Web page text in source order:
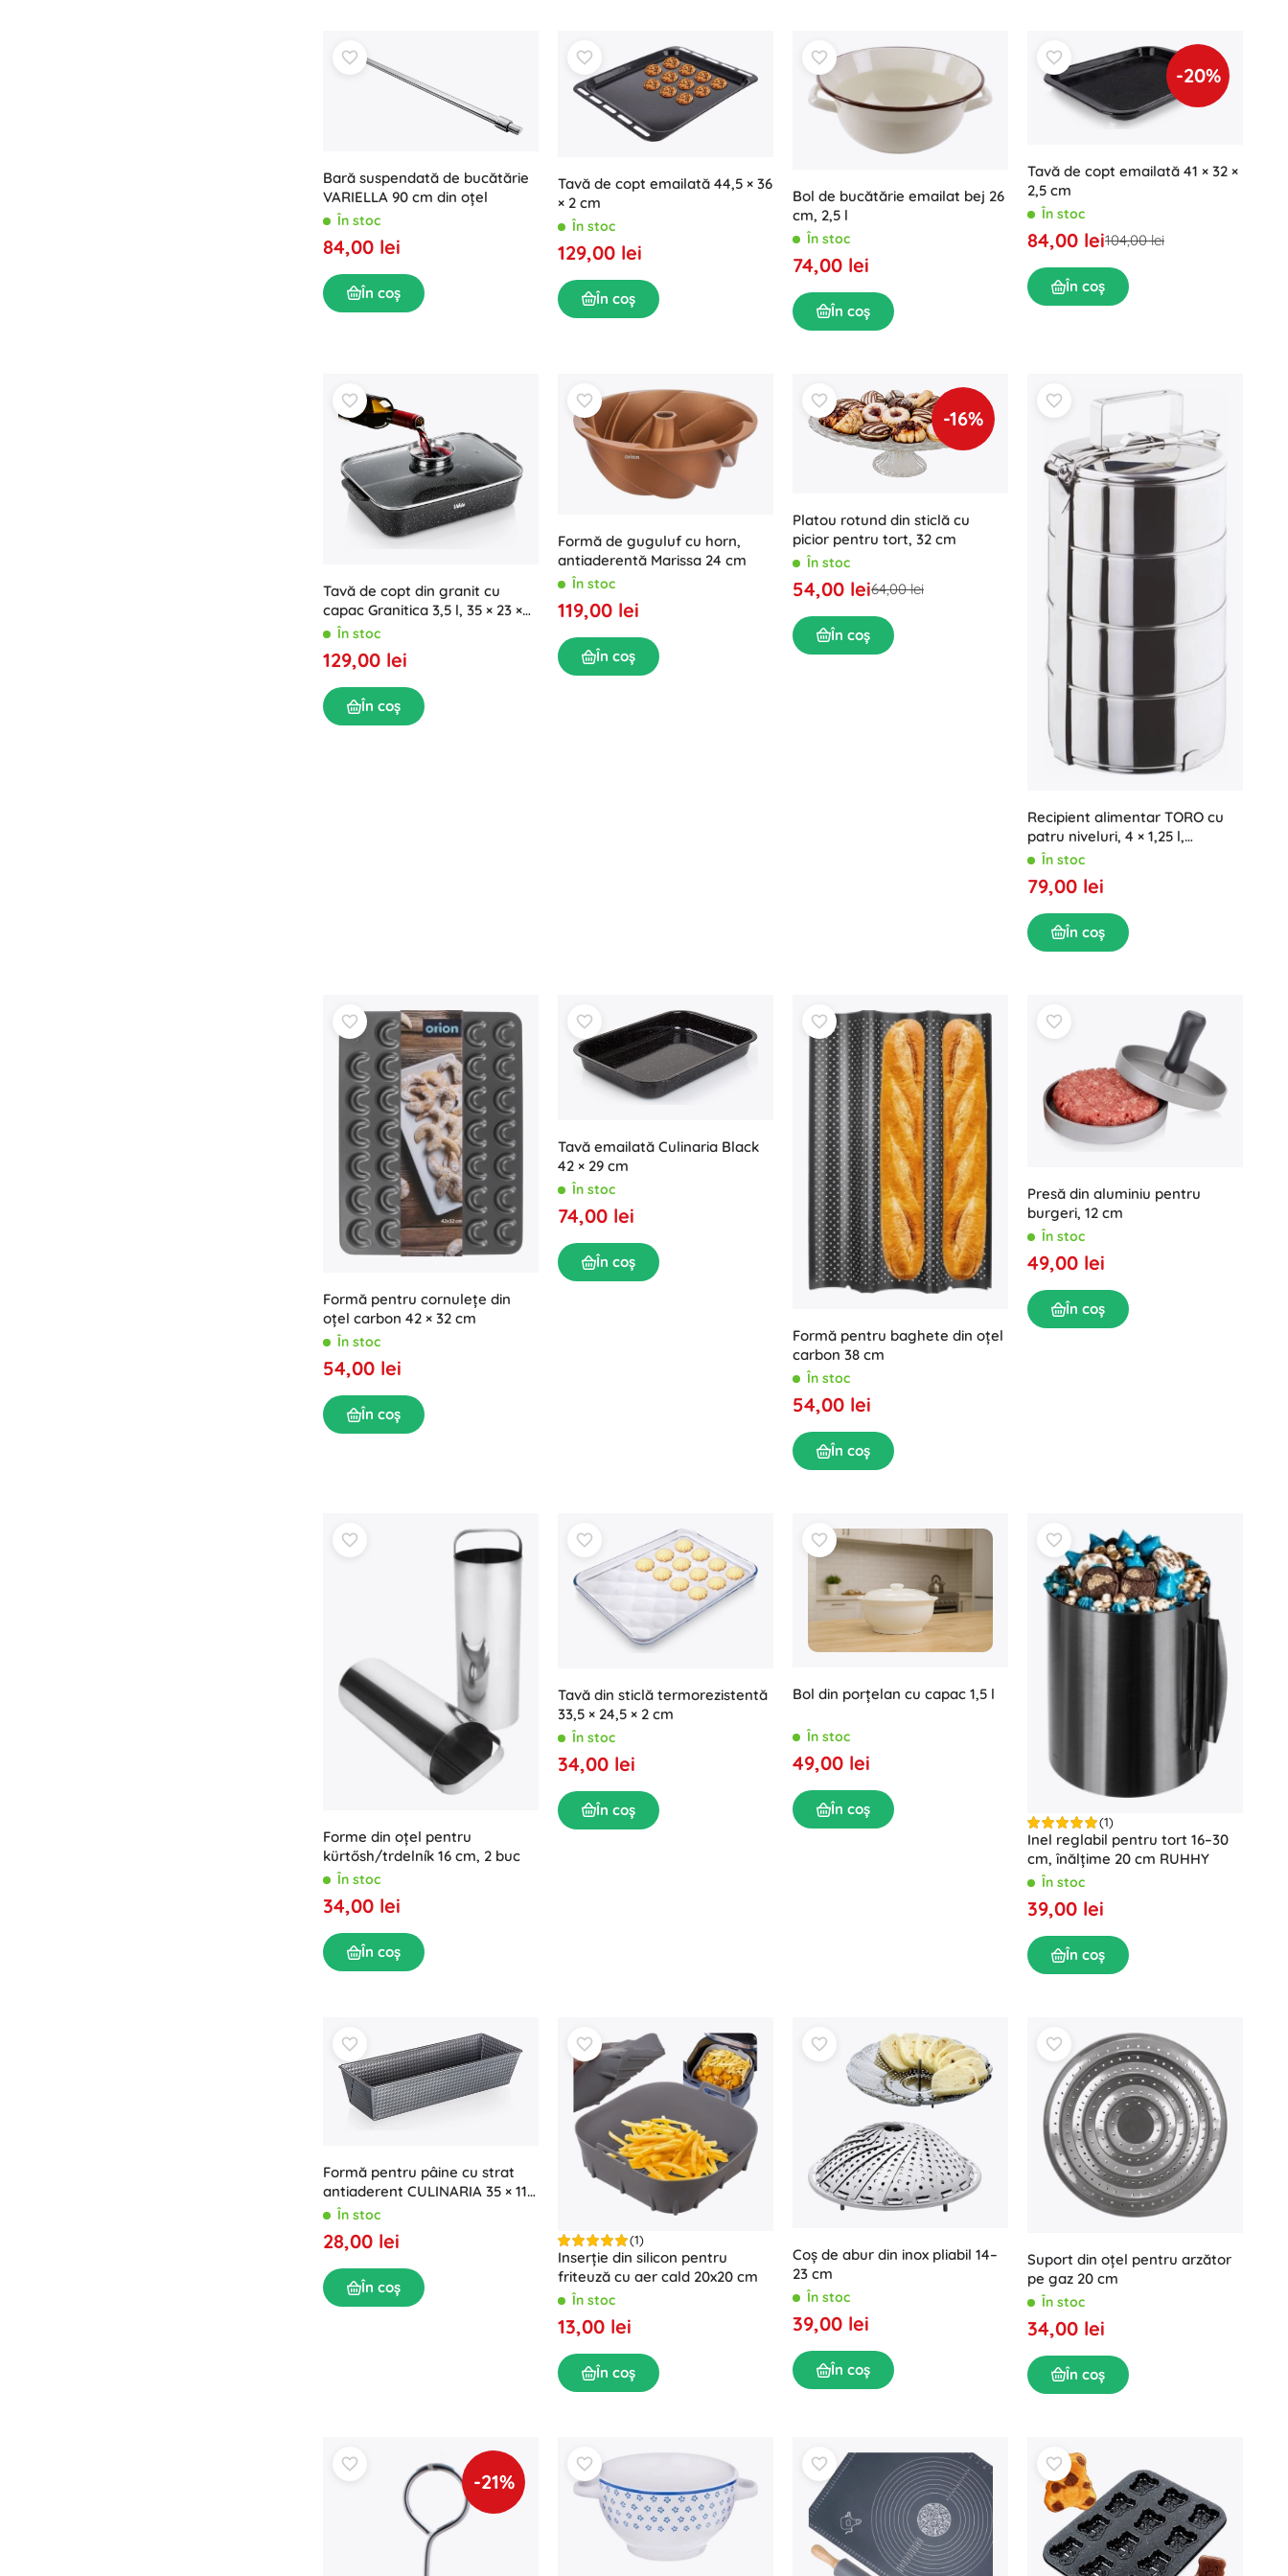
Bară suspendată de bucătărie
VARIELLA 90 cm din oțel
În stoc
84,00 lei
În coș
Tavă de copt emailată 44,5 × 36
× 2 cm
În stoc
129,00 lei
În coș
Bol de bucătărie emailat bej 26
cm, 2,5 l
În stoc
74,00 lei
În coș
-20%
Tavă de copt emailată 41 × 32 ×
2,5 cm
În stoc
84,00 lei104,00 lei
În coș
Tavă de copt din granit cu
capac Granitica 3,5 l, 35 × 23 ×
12 cm
În stoc
129,00 lei
În coș
Formă de guguluf cu horn,
antiaderentă Marissa 24 cm
În stoc
119,00 lei
În coș
-16%
Platou rotund din sticlă cu
picior pentru tort, 32 cm
În stoc
54,00 lei64,00 lei
În coș
Recipient alimentar TORO cu
patru niveluri, 4 × 1,25 l,
diametru 16 cm
În stoc
79,00 lei
În coș
Formă pentru cornulețe din
oțel carbon 42 × 32 cm
În stoc
54,00 lei
În coș
Tavă emailată Culinaria Black
42 × 29 cm
În stoc
74,00 lei
În coș
Formă pentru baghete din oțel
carbon 38 cm
În stoc
54,00 lei
În coș
Presă din aluminiu pentru
burgeri, 12 cm
În stoc
49,00 lei
În coș
Forme din oțel pentru
kürtősh/trdelník 16 cm, 2 buc
În stoc
34,00 lei
În coș
Tavă din sticlă termorezistentă
33,5 × 24,5 × 2 cm
În stoc
34,00 lei
În coș
Bol din porțelan cu capac 1,5 l
În stoc
49,00 lei
În coș
(1)
Inel reglabil pentru tort 16–30
cm, înălțime 20 cm RUHHY
În stoc
39,00 lei
În coș
Formă pentru pâine cu strat
antiaderent CULINARIA 35 × 11,5
× 7,5 cm
În stoc
28,00 lei
În coș
(1)
Inserție din silicon pentru
friteuză cu aer cald 20x20 cm
În stoc
13,00 lei
În coș
Coș de abur din inox pliabil 14–
23 cm
În stoc
39,00 lei
În coș
Suport din oțel pentru arzător
pe gaz 20 cm
În stoc
34,00 lei
În coș
-21%